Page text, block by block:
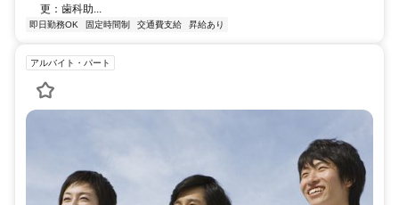
更：歯科助...
即日勤務OK 固定時間制 交通費支給 昇給あり
アルバイト・パート